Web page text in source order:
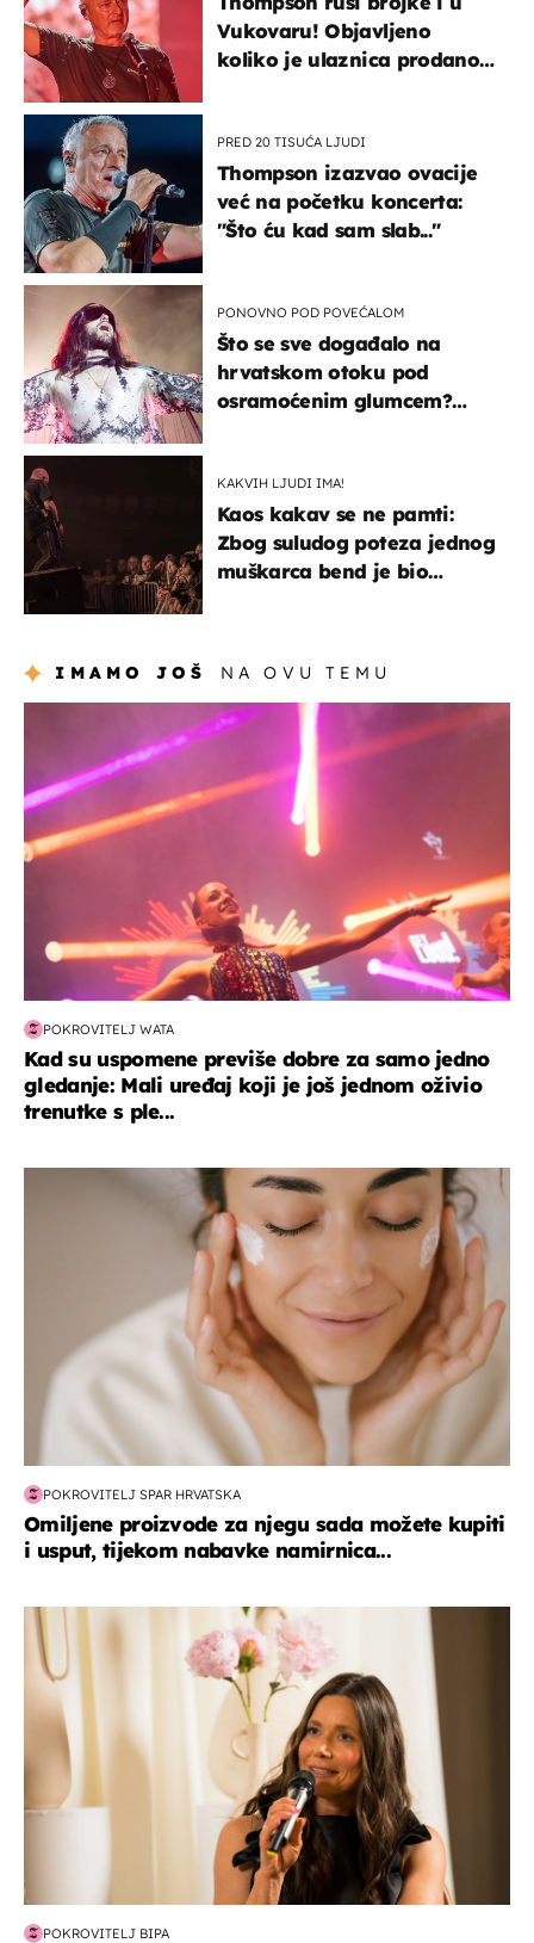
Vukovaru! Objavljeno
koliko je ulaznica prodano
PRED 20 TISUĆA LJUDI
Thompson izazvao ovacije
već na početku koncerta:
"Što ću kad sam slab..."
PONOVNO POD POVEĆALOM
Što se sve događalo na
hrvatskom otoku pod
osramoćenim glumcem?
KAKVIH LJUDI IMA!
Kaos kakav se ne pamti:
Zbog suludog poteza jednog
muškarca bend je bio
IMAMO JOŠ NA OVU TEMU
POKROVITELJ WATA
Kad su uspomene previše dobre za samo jedno
gledanje: Mali uređaj koji je još jednom oživio
trenutke s ple...
moda & ljepota
POKROVITELJ SPAR HRVATSKA
Omiljene proizvode za njegu sada možete kupiti
i usput, tijekom nabavke namirnica...
moda & ljepota
POKROVITELJ BIPA